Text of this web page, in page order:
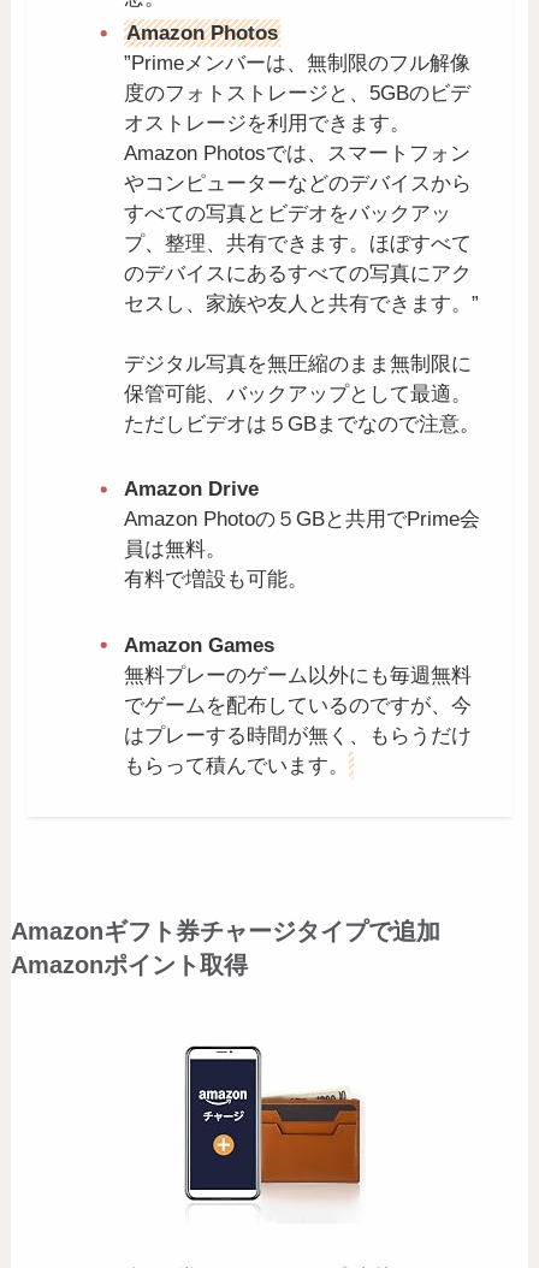
Amazon Photos
”Primeメンバーは、無制限のフル解像
度のフォトストレージと、5GBのビデ
オストレージを利用できます。
Amazon Photosでは、スマートフォン
やコンピューターなどのデバイスから
すべての写真とビデオをバックアッ
プ、整理、共有できます。ほぼすべて
のデバイスにあるすべての写真にアク
セスし、家族や友人と共有できます。”
デジタル写真を無圧縮のまま無制限に
保管可能、バックアップとして最適。
ただしビデオは５GBまでなので注意。
Amazon Drive
Amazon Photoの５GBと共用でPrime会
員は無料。
有料で増設も可能。
Amazon Games
無料プレーのゲーム以外にも毎週無料
でゲームを配布しているのですが、今
はプレーする時間が無く、もらうだけ
もらって積んでいます。
Amazonギフト券チャージタイプで追加
Amazonポイント取得